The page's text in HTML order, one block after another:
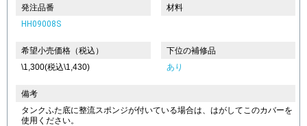
発注品番
HH09008S
材料
希望小売価格（税込）
\1,300(税込\1,430)
下位の補修品
あり
備考
タンクふた底に整流スポンジが付いている場合は、はがしてこのカバーを
使用ください。